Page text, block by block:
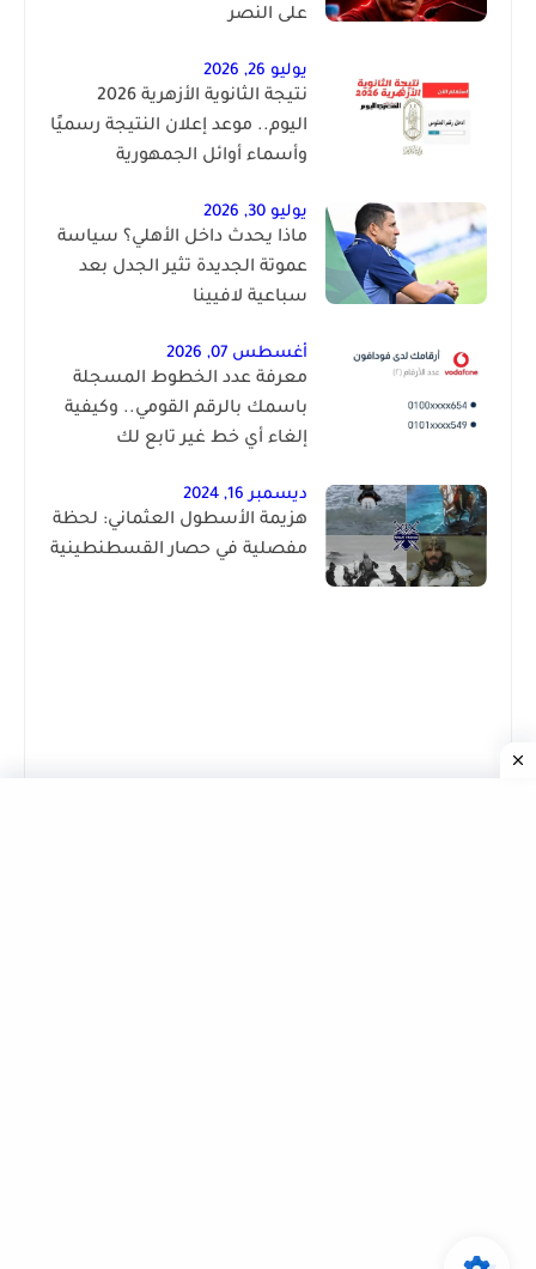
على النصر
يوليو 26, 2026
نتيجة الثانوية الأزهرية 2026
اليوم.. موعد إعلان النتيجة رسميًا
وأسماء أوائل الجمهورية
يوليو 30, 2026
ماذا يحدث داخل الأهلي؟ سياسة
عموتة الجديدة تثير الجدل بعد
سباعية لافيينا
أغسطس 07, 2026
معرفة عدد الخطوط المسجلة
باسمك بالرقم القومي.. وكيفية
إلغاء أي خط غير تابع لك
ديسمبر 16, 2024
هزيمة الأسطول العثماني: لحظة
مفصلية في حصار القسطنطينية